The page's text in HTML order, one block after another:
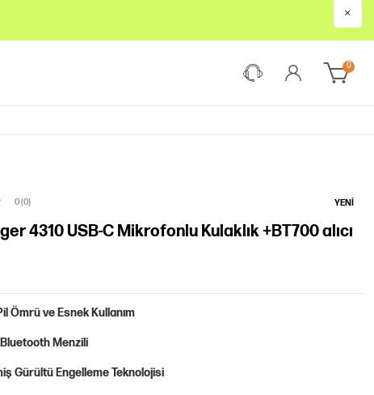
×
0
YENI
0 (0)
4310 USB-C Mikrofonlu Kulaklık +BT700 alıcı
Ömrü ve Esnek Kullanım
Menzili
Gürültü Engelleme Teknolojisi